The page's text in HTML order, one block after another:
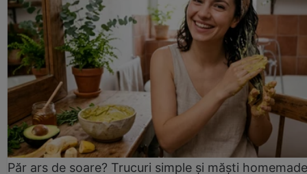
Păr ars de soare? Trucuri simple și măști homemade